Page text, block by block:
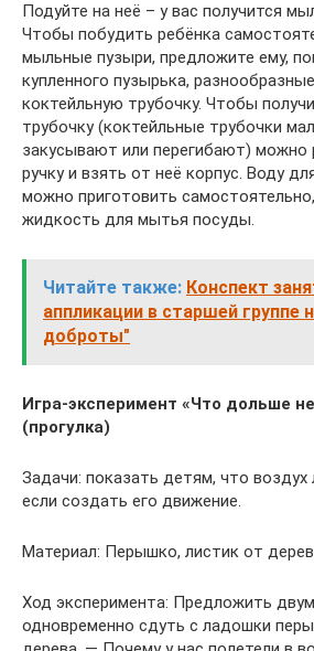
Подуйте на неё – у вас получится
Чтобы побудить ребёнка
мыльные пузыри, предложите ему,
купленного пузырька,
коктейльную трубочку. Чтобы
трубочку (коктейльные трубочки
закусывают или перегибают) можно
ручку и взять от неё корпус. Воду
можно приготовить
жидкость для мытья посуды.
Читайте также: Конспект
аппликации в старшей группе
доброты"
Игра-эксперимент «Что дольше
(прогулка)
Задачи: показать детям, что воздух
если создать его движение.
Материал: Перышко, листик от
Ход эксперимента: Предложить
одновременно сдуть с ладошки